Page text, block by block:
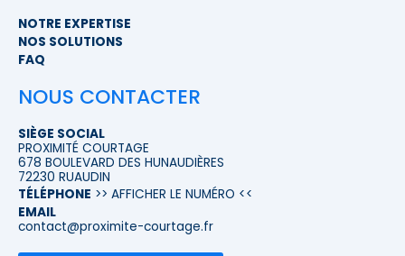
NOTRE EXPERTISE
NOS SOLUTIONS
FAQ
NOUS CONTACTER
SIÈGE SOCIAL
PROXIMITÉ COURTAGE
678 BOULEVARD DES HUNAUDIÈRES
72230 RUAUDIN
TÉLÉPHONE >> AFFICHER LE NUMÉRO <<
EMAIL
contact@proximite-courtage.fr